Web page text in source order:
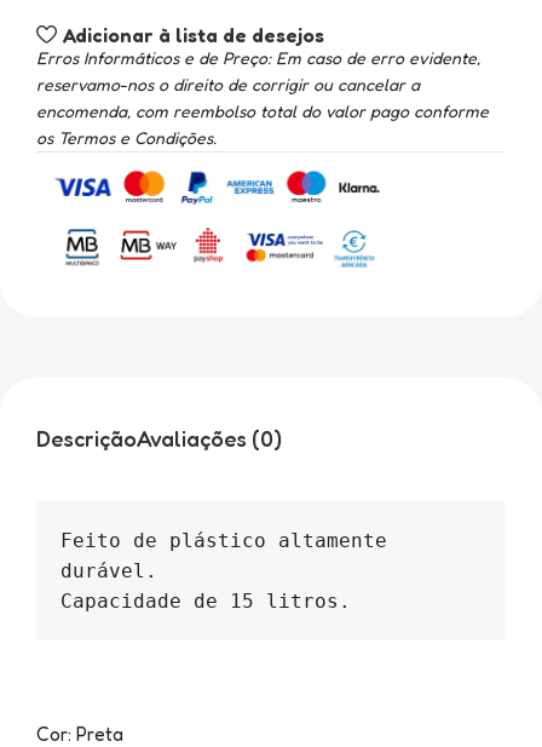
Adicionar à lista de desejos
Erros Informáticos e de Preço: Em caso de erro evidente,
reservamo-nos o direito de corrigir ou cancelar a
encomenda, com reembolso total do valor pago conforme
os Termos e Condições.
DescriçãoAvaliações (0)
Feito de plástico altamente
durável.
Capacidade de 15 litros.
Cor: Preta